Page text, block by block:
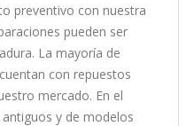
preventivo con nuestra
pueden ser
La mayoría de
con repuestos
mercado. En el
y de modelos